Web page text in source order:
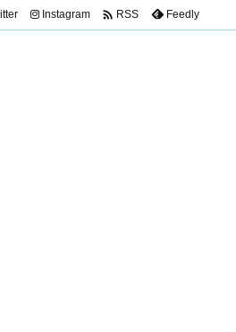
Instagram  RSS Feedly